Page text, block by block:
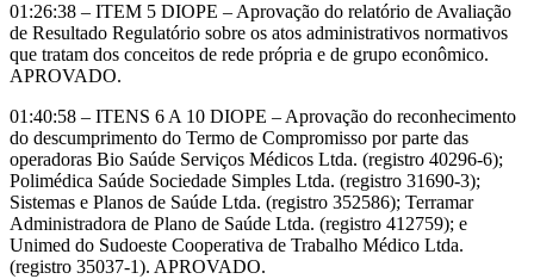
01:26:38 – ITEM 5 DIOPE – Aprovação do relatório de Avaliação
de Resultado Regulatório sobre os atos administrativos normativos
que tratam dos conceitos de rede própria e de grupo econômico.
APROVADO.
01:40:58 – ITENS 6 A 10 DIOPE – Aprovação do reconhecimento
do descumprimento do Termo de Compromisso por parte das
operadoras Bio Saúde Serviços Médicos Ltda. (registro 40296-6);
Polimédica Saúde Sociedade Simples Ltda. (registro 31690-3);
Sistemas e Planos de Saúde Ltda. (registro 352586); Terramar
Administradora de Plano de Saúde Ltda. (registro 412759); e
Unimed do Sudoeste Cooperativa de Trabalho Médico Ltda.
(registro 35037-1). APROVADO.